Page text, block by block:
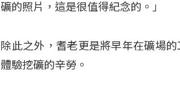
礦的照片，這是很值得紀念的。」
除此之外，耆老更是將早年在礦場
體驗挖礦的辛勞。